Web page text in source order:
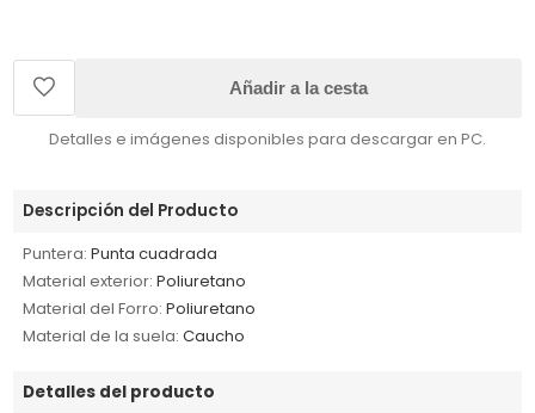
Añadir a la cesta
Detalles e imágenes disponibles para descargar en PC.
Descripción del Producto
Puntera: Punta cuadrada
Material exterior: Poliuretano
Material del Forro: Poliuretano
Material de la suela: Caucho
Detalles del producto